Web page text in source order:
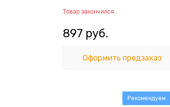
Товар закончился
897 руб.
Оформить предзаказ
Рекомендуем